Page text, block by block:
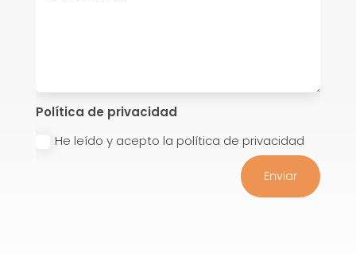
Política de privacidad
He leído y acepto la política de privacidad
Enviar